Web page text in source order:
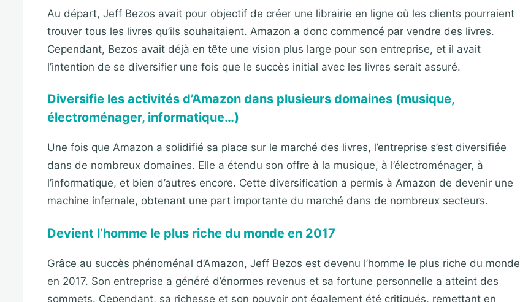
Au départ, Jeff Bezos avait pour objectif de créer une librairie en ligne où les clients pourraient
trouver tous les livres qu’ils souhaitaient. Amazon a donc commencé par vendre des livres.
Cependant, Bezos avait déjà en tête une vision plus large pour son entreprise, et il avait
l’intention de se diversifier une fois que le succès initial avec les livres serait assuré.
Diversifie les activités d’Amazon dans plusieurs domaines (musique,
électroménager, informatique…)
Une fois que Amazon a solidifié sa place sur le marché des livres, l’entreprise s’est diversifiée
dans de nombreux domaines. Elle a étendu son offre à la musique, à l’électroménager, à
l’informatique, et bien d’autres encore. Cette diversification a permis à Amazon de devenir une
machine infernale, obtenant une part importante du marché dans de nombreux secteurs.
Devient l’homme le plus riche du monde en 2017
Grâce au succès phénoménal d’Amazon, Jeff Bezos est devenu l’homme le plus riche du monde
en 2017. Son entreprise a généré d’énormes revenus et sa fortune personnelle a atteint des
sommets. Cependant, sa richesse et son pouvoir ont également été critiqués, remettant en